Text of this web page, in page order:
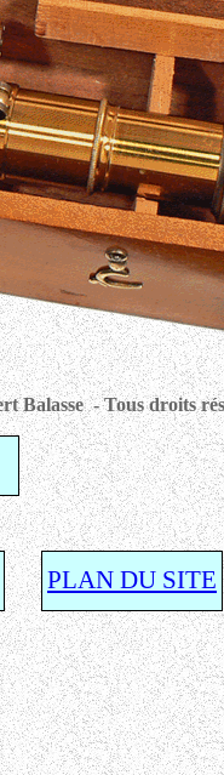
Balasse - Tous droits
PLAN DU SITE